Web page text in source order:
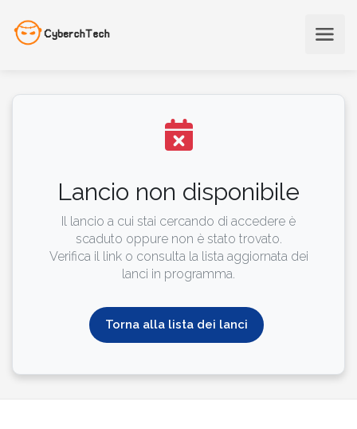
Lancio non disponibile
Il lancio a cui stai cercando di accedere è
scaduto oppure non è stato trovato.
Verifica il link o consulta la lista aggiornata dei
lanci in programma.
Torna alla lista dei lanci